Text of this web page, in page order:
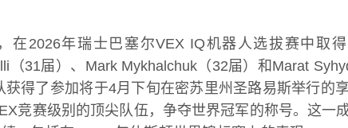
在2026年瑞士巴塞尔VEX IQ机器人选拔赛中取
31届）、Mark Mykhalchuk（32届）和Marat
得了参加将于4月下旬在密苏里州圣路易斯举行的
竞赛级别的顶尖队伍，争夺世界冠军的称号。这一